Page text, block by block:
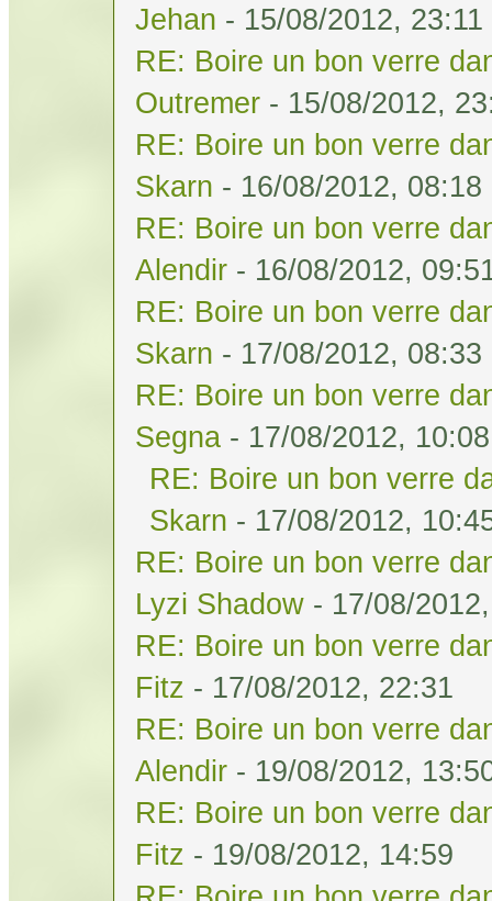
Jehan - 15/08/2012, 23:11
RE: Boire un bon verre
Outremer - 15/08/2012,
RE: Boire un bon verre
Skarn - 16/08/2012, 08:18
RE: Boire un bon verre
Alendir - 16/08/2012,
RE: Boire un bon verre
Skarn - 17/08/2012, 08:33
RE: Boire un bon verre
Segna - 17/08/2012, 10:08
RE: Boire un bon verre
Skarn - 17/08/2012,
RE: Boire un bon verre
Lyzi Shadow - 17/08/
RE: Boire un bon verre
Fitz - 17/08/2012, 22:31
RE: Boire un bon verre
Alendir - 19/08/2012,
RE: Boire un bon verre
Fitz - 19/08/2012, 14:59